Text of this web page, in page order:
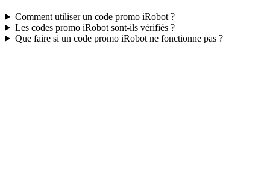
Comment utiliser un code promo iRobot?
Les codes promo iRobotsont-ils vérifiés ?
Que faire si un code promo iRobotne fonctionne pas ?